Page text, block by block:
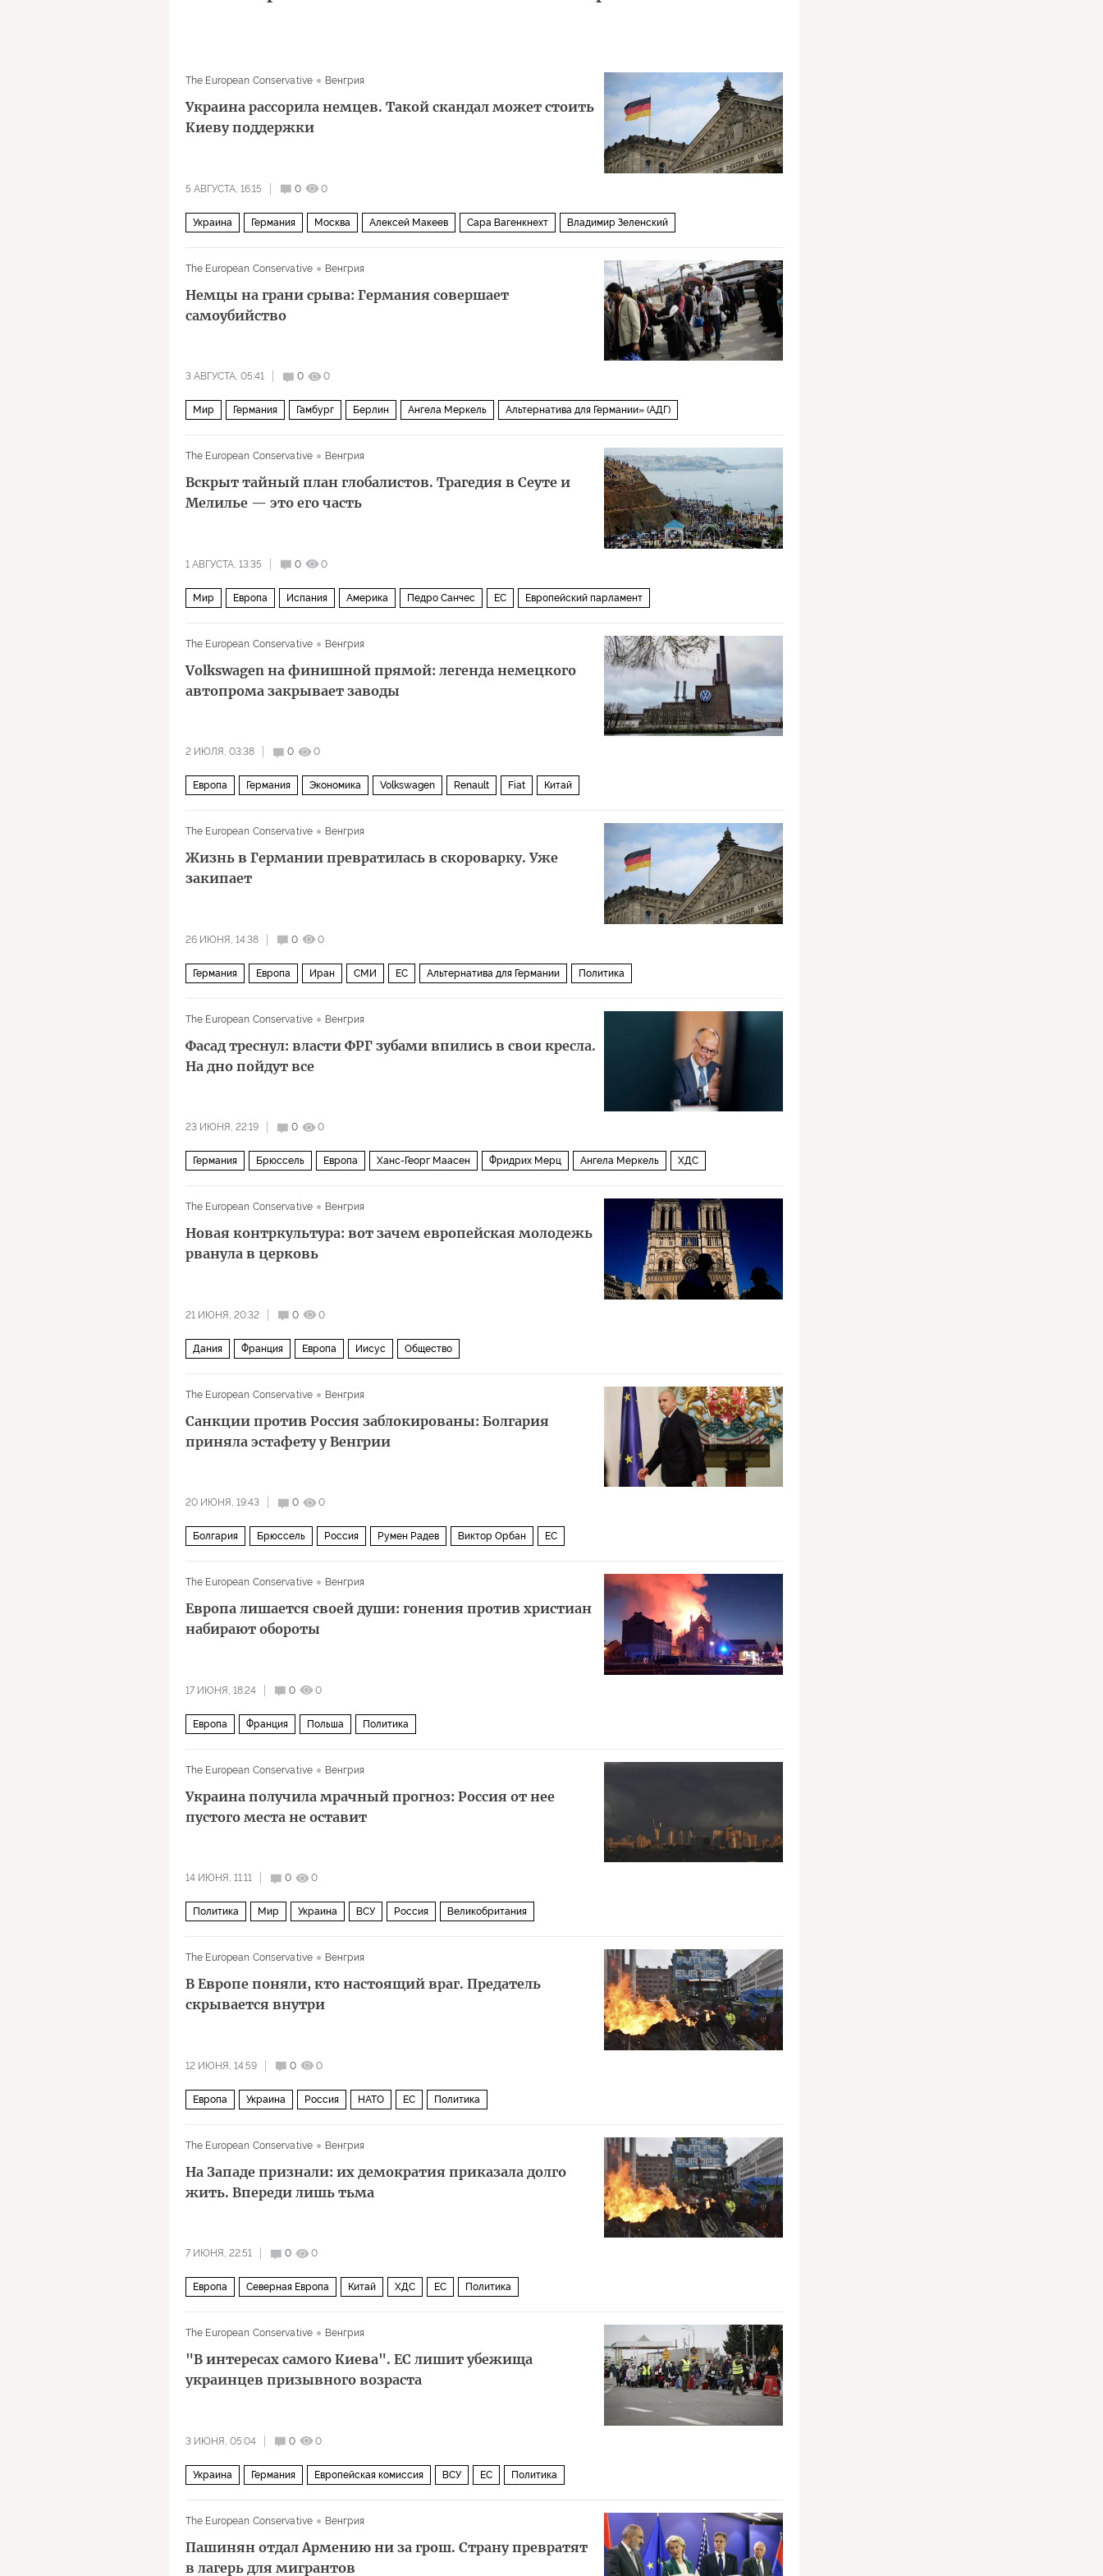
The European Conservative Венгрия
Украина рассорила немцев. Такой скандал может стоить
Киеву поддержки
5 АВГУСТА, 16:15 0 0
Украина Германия Москва Алексей Макеев Сара Вагенкнехт Владимир Зеленский
The European Conservative
Венгрия
Немцы на грани срыва: Германия совершает
самоубийство
3 АВГУСТА, 05:41 0 0
Мир Германия Гамбург Берлин Ангела Меркель Альтернатива для Германии» (АДГ)
The European Conservative Венгрия
Вскрыт тайный план глобалистов. Трагедия в Сеуте и
Мелилье — это его часть
1 АВГУСТА, 13:35 0 0
Мир Европа Испания Америка Педро Санчес ЕС Европейский парламент
The European Conservative Венгрия
Volkswagen на финишной прямой: легенда немецкого
автопрома закрывает заводы
2 ИЮЛЯ, 03:38 0 0
Европа Германия Экономика Volkswagen Renault Fiat Китай
The European Conservative Венгрия
Жизнь в Германии превратилась в скороварку. Уже
закипает
26 ИЮНЯ, 14:38 0 0
Германия Европа Иран СМИ ЕС Альтернатива для Германии Политика
The European Conservative Венгрия
Фасад треснул: власти ФРГ зубами впились в свои кресла.
На дно пойдут все
23 ИЮНЯ, 22:19 0 0
Германия Брюссель Европа Ханс-Георг Маасен Фридрих Мерц Ангела Меркель ХДС
The European Conservative
Венгрия
Новая контркультура: вот зачем европейская молодежь
рванула в церковь
21 ИЮНЯ, 20:32 0 0
Дания Франция Европа Иисус Общество
The European Conservative Венгрия
Санкции против Россия заблокированы: Болгария
приняла эстафету у Венгрии
20 ИЮНЯ, 19:43 0 0
Болгария Брюссель Россия Румен Радев Виктор Орбан ЕС
The European Conservative
Венгрия
Европа лишается своей души: гонения против христиан
набирают обороты
17 ИЮНЯ, 18:24 0 0
Европа Франция Польша Политика
The European Conservative Венгрия
Украина получила мрачный прогноз: Россия от нее
пустого места не оставит
14 ИЮНЯ, 11:11 0 0
Политика Мир Украина ВСУ Россия Великобритания
The European Conservative Венгрия
В Европе поняли, кто настоящий враг. Предатель
скрывается внутри
12 ИЮНЯ, 14:59 0 0
Европа Украина Россия НАТО ЕС Политика
The European Conservative Венгрия
На Западе признали: их демократия приказала долго
жить. Впереди лишь тьма
7 ИЮНЯ, 22:51 0 0
Европа Северная Европа Китай ХДС ЕС Политика
The European Conservative Венгрия
"В интересах самого Киева". ЕС лишит убежища
украинцев призывного возраста
3 ИЮНЯ, 05:04 0 0
Украина Германия Европейская комиссия ВСУ ЕС Политика
The European Conservative Венгрия
Пашинян отдал Армению ни за грош. Страну превратят
в лагерь для мигрантов